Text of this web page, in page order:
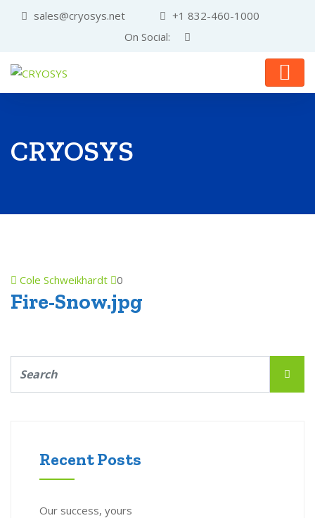
sales@cryosys.net
+1 832-460-1000
On Social:
CRYOSYS
Cole Schweikhardt 0
Fire-Snow.jpg
Recent Posts
Our success, yours